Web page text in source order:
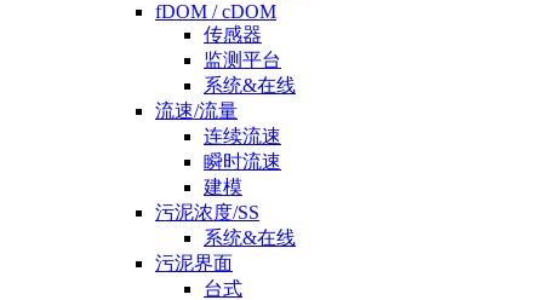
fDOM / cDOM
传感器
监测平台
系统&在线
流速/流量
连续流速
瞬时流速
建模
污泥浓度/SS
系统&在线
污泥界面
台式